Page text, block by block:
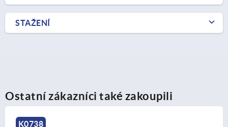
STAŽENÍ
Ostatní zákazníci také zakoupili